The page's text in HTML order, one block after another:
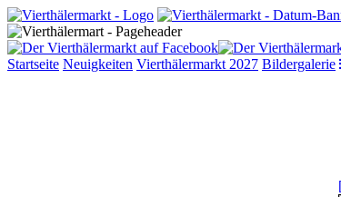
Startseite Neuigkeiten Vierthälermarkt 2027 Bildergalerie